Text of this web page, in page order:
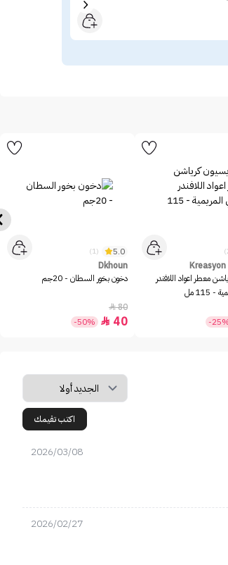
معطر اعواد اللافندر
مل
-
5.0
(1)
Dkhoun
دخون بخور السطان - 20جم
80

40

-50%
اكتب تقيمك
2026/03/08
2026/02/27